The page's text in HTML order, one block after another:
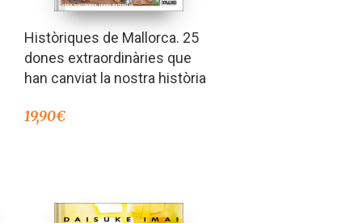
Històriques de Mallorca. 25
dones extraordinàries que
han canviat la nostra història
19,90€